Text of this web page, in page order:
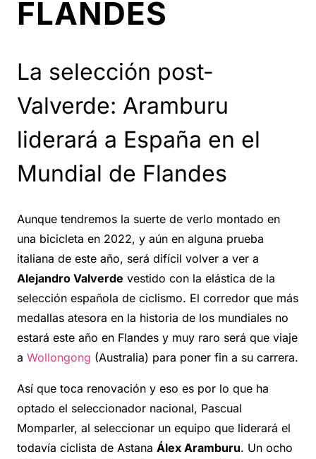
FLANDES
La selección post-
Valverde: Aramburu
liderará a España en el
Mundial de Flandes
Aunque tendremos la suerte de verlo montado en
una bicicleta en 2022, y aún en alguna prueba
italiana de este año, será difícil volver a ver a
Alejandro Valverde vestido con la elástica de la
selección española de ciclismo. El corredor que más
medallas atesora en la historia de los mundiales no
estará este año en Flandes y muy raro será que viaje
a Wollongong (Australia) para poner fin a su carrera.
Así que toca renovación y eso es por lo que ha
optado el seleccionador nacional, Pascual
Momparler, al seleccionar un equipo que liderará el
todavía ciclista de Astana Álex Aramburu. Un ocho